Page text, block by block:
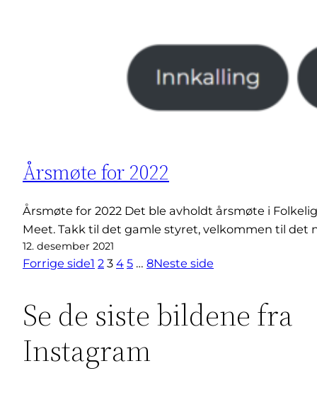
Årsmøte for 2022
Årsmøte for 2022 Det ble avholdt årsmøte i
Meet. Takk til det gamle styret, velkommen til det
12. desember 2021
Forrige side1 2 3 4 5 … 8Neste side
Se de siste bildene fra
Instagram